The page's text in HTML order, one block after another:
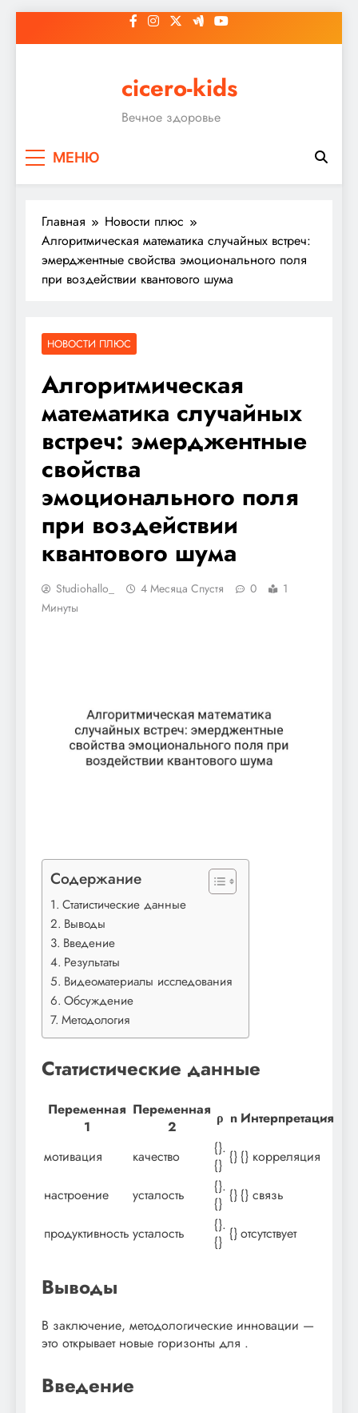
к
cicero-kids
Вечное здоровье
МЕНЮ
Главная
Новости плюс
Алгоритмическая математика случайных встреч:
эмерджентные свойства эмоционального поля
при воздействии квантового шума
НОВОСТИ ПЛЮС
Алгоритмическая
математика случайных
встреч: эмерджентные
свойства
эмоционального поля
при воздействии
квантового шума
Studiohallo_ 4 Месяца Спустя 0
1
Минуты
Содержание
Статистические данные
Выводы
Введение
Результаты
Видеоматериалы исследования
Обсуждение
Методология
Статистические данные
Переменная
1
Переменная
2
ρ n Интерпретация
мотивация качество
{}.
{} {}{} корреляция
настроение усталость
{}.
{} {}{} связь
продуктивность усталость
{}.
{} {}отсутствует
Выводы
В заключение, методологические инновации —
это открывает новые горизонты для .
Введение